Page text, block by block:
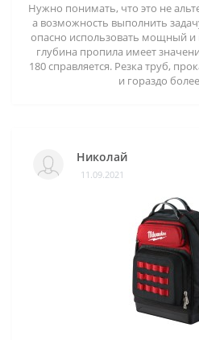
Нужно понимать, что это не
а возможность выполнить
опасно использовать мощный и
глубина пропила имеет
180 справляется. Резка труб,
и гораздо
Николай
11.09.2021